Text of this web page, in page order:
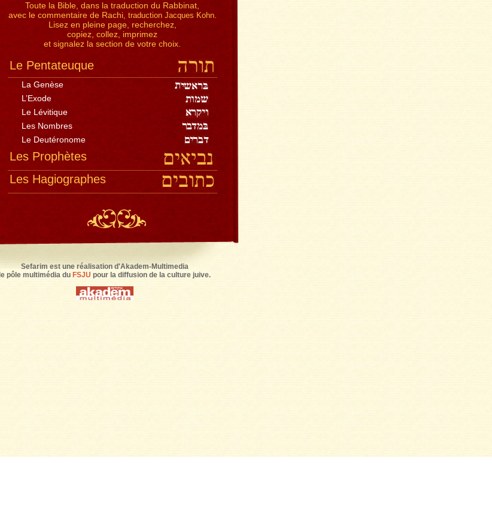
Toute la Bible, dans la traduction du Rabbinat,
avec le commentaire de Rachi, traduction Jacques Kohn.
Lisez en pleine page, recherchez,
copiez, collez, imprimez
et signalez la section de votre choix.
Le Pentateuque
La Genèse
L’Exode
Le Lévitique
Les Nombres
Le Deutéronome
Les Prophètes
Les Hagiographes
Sefarim est une réalisation d'Akadem-Multimedia
le pôle multimédia du FSJU pour la diffusion de la culture juive.